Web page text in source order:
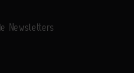
Newsletters